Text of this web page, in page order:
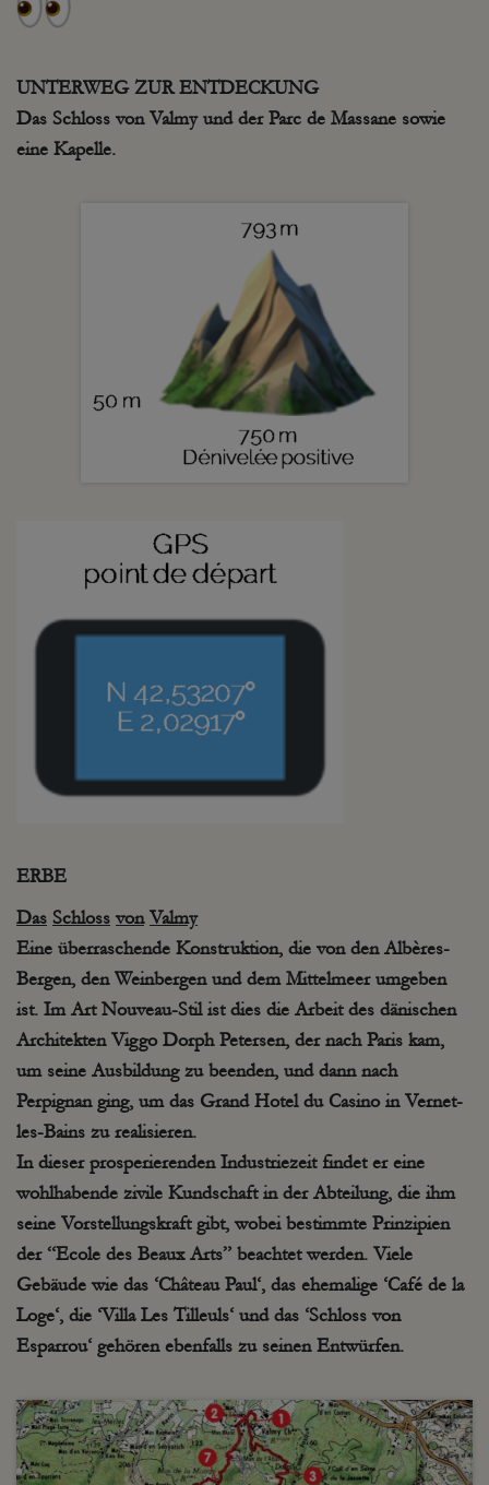
UNTERWEG ZUR ENTDECKUNG
Das Schloss von Valmy und derParc de Massane sowie
eine Kapelle.
ERBE
Das Schloss von Valmy
Eine überraschende Konstruktion, die von denAlbères-
Bergen, den Weinbergen und dem Mittelmeer umgeben
ist. Im ArtNouveau-Stil ist dies die Arbeit des dänischen
ArchitektenViggo DorphPetersen, der nach Paris kam,
um seine Ausbildung zu beenden, und dann nach
Perpignan ging, um das Grand Hotel du Casino inVernet-
les-Bains zu realisieren.
In dieser prosperierenden Industriezeit findet er eine
wohlhabende zivile Kundschaft in der Abteilung, die ihm
seine Vorstellungskraft gibt, wobei bestimmte Prinzipien
der “Ecole des Beaux Arts” beachtet werden. Viele
Gebäude wie das ‘Château Paul‘, das ehemalige ‘Café de la
Loge‘, die ‘VillaLes Tilleuls‘ und das ‘Schloss von
Esparrou‘ gehören ebenfalls zu seinen Entwürfen.